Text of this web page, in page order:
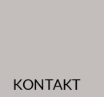
KONTAKT